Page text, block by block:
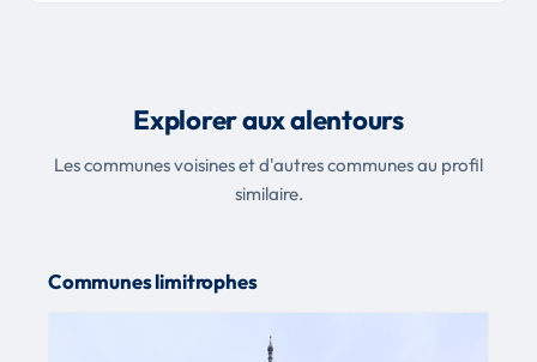
Explorer aux alentours
Les communes voisines et d'autres communes au profil
similaire.
Communes limitrophes